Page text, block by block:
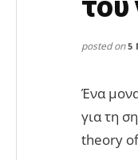
posted on5
Ένα
για τη
theory